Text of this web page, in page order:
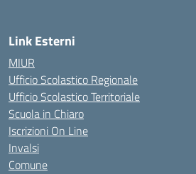
Link Esterni
MIUR
Ufficio Scolastico Regionale
Ufficio Scolastico Territoriale
Scuola in Chiaro
Iscrizioni On Line
Invalsi
Comune